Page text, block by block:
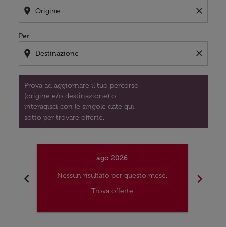
location_on close
Per
location_on close
Prova ad aggiornare il tuo percorso
(origine e/o destinazione) o
interagisci con le singole date qui
sotto per trovare offerte.
chevron_left
ago 2026
Nessun risultato per questo mese.
Trova offerte
chevron_right